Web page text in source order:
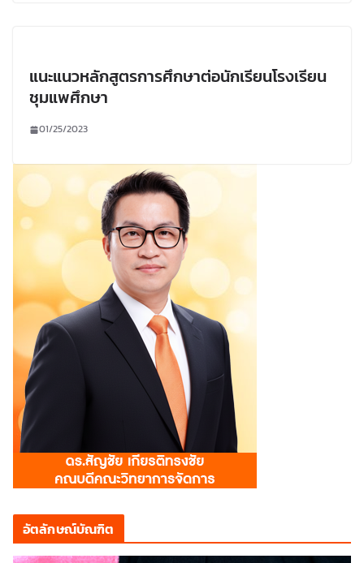
แนะแนวหลักสูตรการศึกษาต่อนักเรียนโรงเรียน
ชุมแพศึกษา
01/25/2023
อัตลักษณ์บัณฑิต